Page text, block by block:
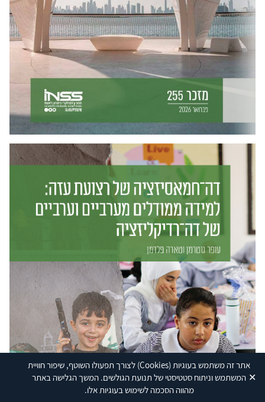
אתר זה משתמש בעוגיות(Cookies) לצורך תפעולו השוטף, שיפור חוויית
המשתמש וניתוח סטטיסטי של תנועת הגולשים. המשך הגלישה באתר
מהווה הסכמה לשימוש בעוגיות אלו.
✕